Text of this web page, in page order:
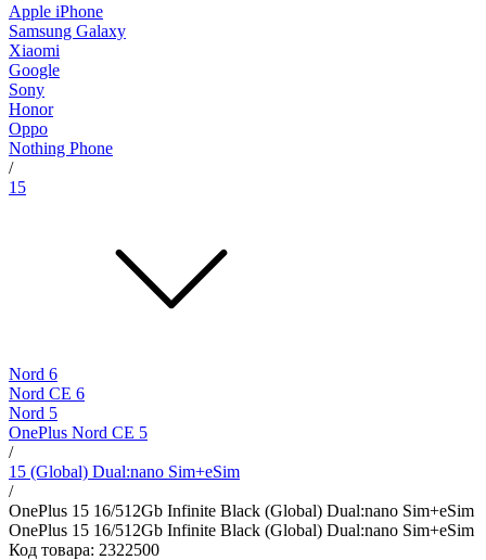
Apple iPhone
Samsung Galaxy
Xiaomi
Google
Sony
Honor
Oppo
Nothing Phone
/
15
Nord 6
Nord CE 6
Nord 5
OnePlus Nord CE 5
/
15 (Global) Dual:nano Sim+eSim
/
OnePlus 15 16/512Gb Infinite Black (Global) Dual:nano Sim+eSim
OnePlus 15 16/512Gb Infinite Black (Global) Dual:nano Sim+eSim
Код товара: 2322500